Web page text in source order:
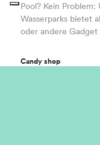
Pool? Kein
Wasserparks bietet
oder andere Gadget
Candy shop